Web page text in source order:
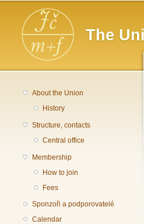
The
Main menu
About the Union
History
Structure, contacts
Central office
Membership
How to join
Fees
Sponzoři a podporovatelé
Calendar